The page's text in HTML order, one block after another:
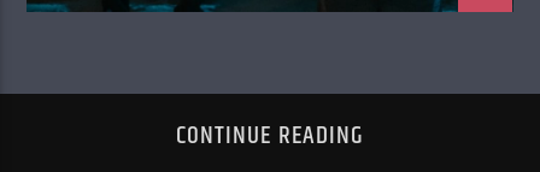
CONTINUE READING